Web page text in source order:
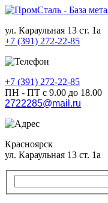
ул. Караульная 13 ст. 1а
+7 (391) 272-22-85
+7 (391) 272-22-85
ПН - ПТ с 9.00 до 18.00
2722285@mail.ru
Красноярск
ул. Караульная 13 ст. 1а